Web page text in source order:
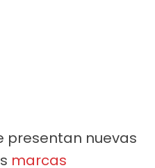
presentan nuevas
marcas